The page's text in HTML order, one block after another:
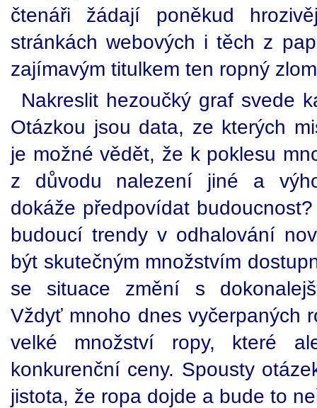
čtenáři žádají poněkud
stránkách webových i těch z
zajímavým titulkem ten ropný
Nakreslit hezoučký graf svede
Otázkou jsou data, ze kterých
je možné vědět, že k poklesu
z důvodu nalezení jiné a
dokáže předpovídat
budoucí trendy v odhalování
být skutečným množstvím
se situace změní s
Vždyť mnoho dnes vyčerpaných
velké množství ropy, které
konkurenční ceny. Spousty
jistota, že ropa dojde a bude to